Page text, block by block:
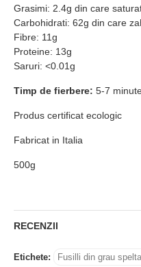
Grasimi: 2.4g din care
Carbohidrati: 62g din care
Fibre: 11g
Proteine: 13g
Saruri: <0.01g
Timp de fierbere: 5-7
Produs certificat ecologic
Fabricat in Italia
500g
RECENZII
Etichete: Fusilli din grau